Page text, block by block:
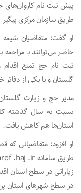
پیش ثبت نام
طریق سازمان مرکزی
ثبت نام حج تمتع
گلستان و یا یکی از
نسبت به سال گذشته
استان‌ها هم کاهش یافت.
او افزود: متقاضیانی که
زیاراتی در سطح استان
در سطح شهر‌های استان